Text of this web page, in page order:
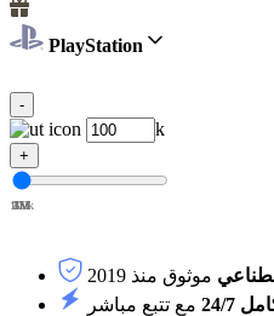
PlayStation
-
k
+
100k
1M
2M
3M
4M
5M
موثوق منذ 2019
24/7
مع تتبع مباشر